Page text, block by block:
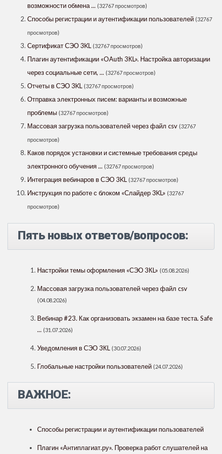
возможности обмена ... (32767 просмотров)
Способы регистрации и аутентификации пользователей (32767
просмотров)
Сертификат СЭО 3KL (32767 просмотров)
Плагин аутентификации «OAuth 3КL». Настройка авторизации
через социальные сети, ... (32767 просмотров)
Отчеты в СЭО 3KL (32767 просмотров)
Отправка электронных писем: варианты и возможные
проблемы (32767 просмотров)
Массовая загрузка пользователей через файл csv (32767
просмотров)
Каков порядок установки и системные требования среды
электронного обучения ... (32767 просмотров)
Интеграция вебинаров в СЭО 3KL (32767 просмотров)
Инструкция по работе с блоком «Слайдер 3KL» (32767
просмотров)
Пять новых ответов/вопросов:
Настройки темы оформления «СЭО 3КL» (05.08.2026)
Массовая загрузка пользователей через файл csv
(04.08.2026)
Вебинар #23. Как организовать экзамен на базе теста. Safe
... (31.07.2026)
Уведомления в СЭО 3КL (30.07.2026)
Глобальные настройки пользователей (24.07.2026)
ВАЖНОЕ:
Способы регистрации и аутентификации пользователей
Плагин «Антиплагиат.ру». Проверка работ слушателей на